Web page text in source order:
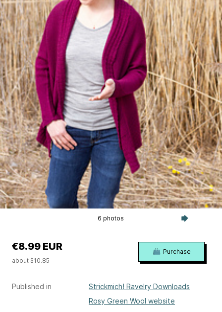
6 photos
Published in
Strickmich! Ravelry Downloads
Rosy Green Wool website
€8.99 EUR
about $10.85
Purchase